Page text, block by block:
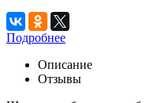
Подробнее
Описание
Отзывы